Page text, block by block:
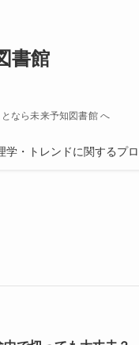
書館
なら未来予知図書館 へ
学・トレンドに関するプ